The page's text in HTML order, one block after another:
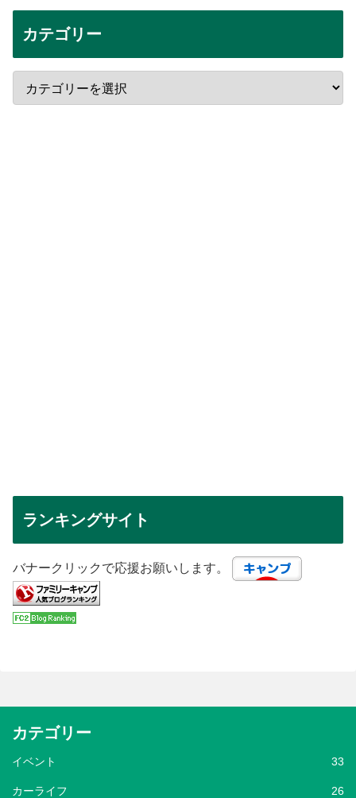
カテゴリー
ランキングサイト
バナークリックで応援お願いします。
カテゴリー
イベント 33
カーライフ 26